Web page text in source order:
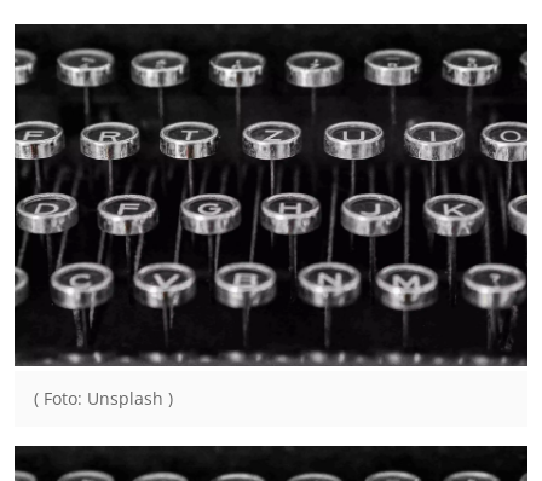
( Foto: Unsplash )